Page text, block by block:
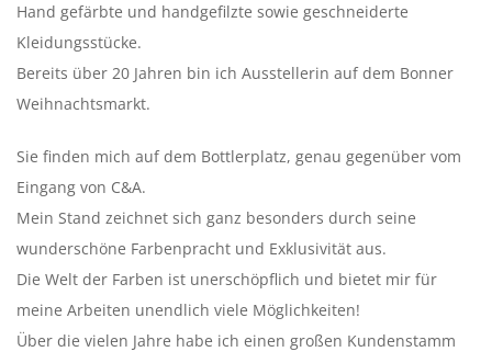
Hand gefärbte und handgefilzte sowie geschneiderte
Kleidungsstücke.
Bereits über 20 Jahren bin ich Ausstellerin auf dem Bonner
Weihnachtsmarkt.
Sie finden mich auf dem Bottlerplatz, genau gegenüber vom
Eingang von C&A.
Mein Stand zeichnet sich ganz besonders durch seine
wunderschöne Farbenpracht und Exklusivität aus.
Die Welt der Farben ist unerschöpflich und bietet mir für
meine Arbeiten unendlich viele Möglichkeiten!
Über die vielen Jahre habe ich einen großen Kundenstamm